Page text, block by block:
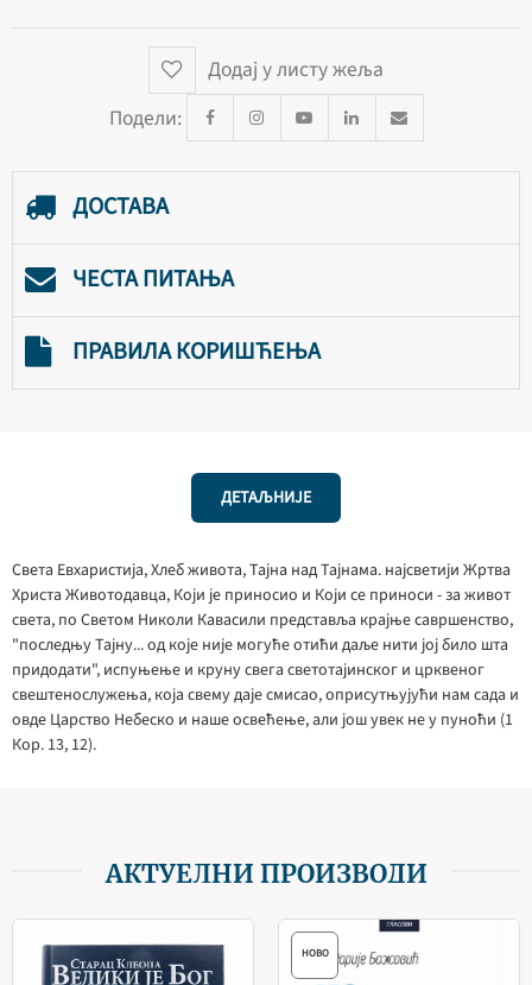
Додај у листу жеља
Подели:
ДОСТАВА
ЧЕСТА ПИТАЊА
ПРАВИЛА КОРИШЋЕЊА
ДЕТАЉНИЈЕ
Света Евхаристија, Хлеб живота, Тајна над Тајнама. најсветији Жртва
Христа Животодавца, Који је приносио и Који се приноси - за живот
света, по Светом Николи Кавасили представља крајње савршенство,
"последњу Тајну... од које није могуће отићи даље нити јој било шта
придодати", испуњење и круну свега светотајинског и црквеног
свештенослужења, која свему даје смисао, оприсутњујући нам сада и
овде Царство Небеско и наше освећење, али још увек не у пуноћи (1
Кор. 13, 12).
АКТУЕЛНИ ПРОИЗВОДИ
НОВО